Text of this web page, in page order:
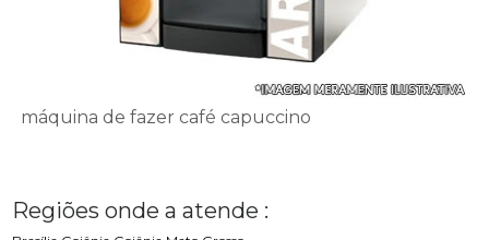
máquina de fazer café capuccino
Regiões onde a atende :